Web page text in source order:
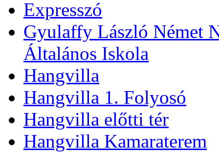
Expresszó
Gyulaffy László Német
Általános Iskola
Hangvilla
Hangvilla 1. Folyosó
Hangvilla előtti tér
Hangvilla Kamaraterem